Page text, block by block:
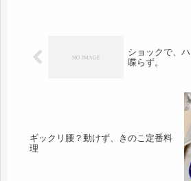
ショックで、
喋らず。
ギックリ腰？動けず、きのこ定番料
理